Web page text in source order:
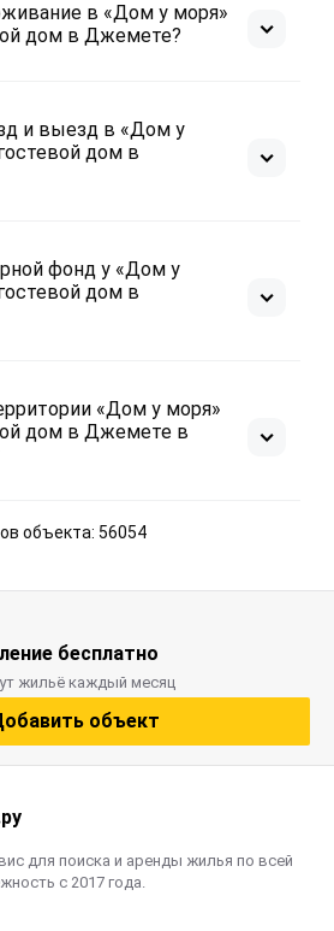
в «Дом у моря»
дом в Джемете?
и выезд в «Дом у
дом в
фонд у «Дом у
дом в
«Дом у моря»
дом в Джемете в
объекта: 56054
бесплатно
жильё каждый месяц
объект
для поиска и аренды жилья по всей
с 2017 года.